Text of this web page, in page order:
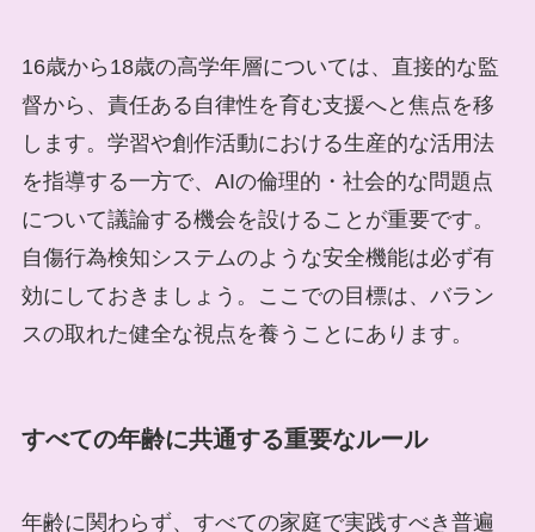
16歳から18歳の高学年層については、直接的な監
督から、責任ある自律性を育む支援へと焦点を移
します。学習や創作活動における生産的な活用法
を指導する一方で、AIの倫理的・社会的な問題点
について議論する機会を設けることが重要です。
自傷行為検知システムのような安全機能は必ず有
効にしておきましょう。ここでの目標は、バラン
スの取れた健全な視点を養うことにあります。
すべての年齢に共通する重要なルール
年齢に関わらず、すべての家庭で実践すべき普遍